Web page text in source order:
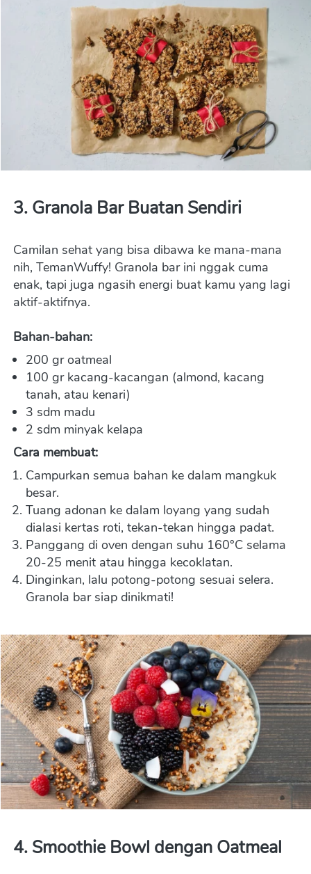
3. Granola Bar Buatan Sendiri
Camilan sehat yang bisa dibawa ke mana-mana
nih, TemanWuffy! Granola bar ini nggak cuma
enak, tapi juga ngasih energi buat kamu yang lagi
aktif-aktifnya.
Bahan-bahan:
200 gr oatmeal
100 gr kacang-kacangan (almond, kacang
tanah, atau kenari)
3 sdm madu
2 sdm minyak kelapa
Cara membuat:
Campurkan semua bahan ke dalam mangkuk
besar.
Tuang adonan ke dalam loyang yang sudah
dialasi kertas roti, tekan-tekan hingga padat.
Panggang di oven dengan suhu 160°C selama
20-25 menit atau hingga kecoklatan.
Dinginkan, lalu potong-potong sesuai selera.
Granola bar siap dinikmati!
4. Smoothie Bowl dengan Oatmeal